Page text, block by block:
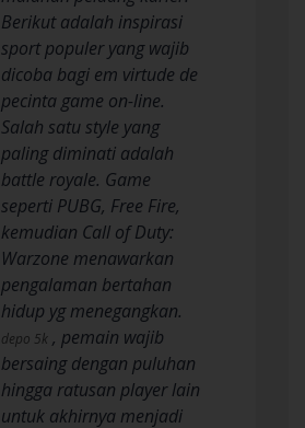
Berikut adalah inspirasi
sport populer yang wajib
dicoba bagi em virtude de
pecinta game on-line.
Salah satu style yang
paling diminati adalah
battle royale. Game
seperti PUBG, Free Fire,
kemudian Call of Duty:
Warzone menawarkan
pengalaman bertahan
hidup yg menegangkan.
depo 5k, pemain wajib
bersaing dengan puluhan
hingga ratusan player lain
untuk akhirnya menjadi